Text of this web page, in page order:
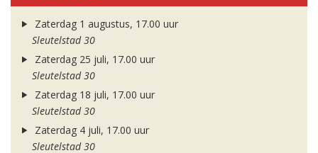
Zaterdag 1 augustus, 17.00 uur
Sleutelstad 30
Zaterdag 25 juli, 17.00 uur
Sleutelstad 30
Zaterdag 18 juli, 17.00 uur
Sleutelstad 30
Zaterdag 4 juli, 17.00 uur
Sleutelstad 30